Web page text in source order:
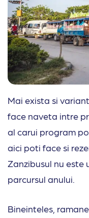
Mai exista si
face naveta intre
al carui program
aici poti face si
Zanzibusul nu
parcursul anului.
Bineinteles,